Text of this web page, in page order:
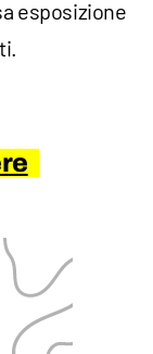
esposizione